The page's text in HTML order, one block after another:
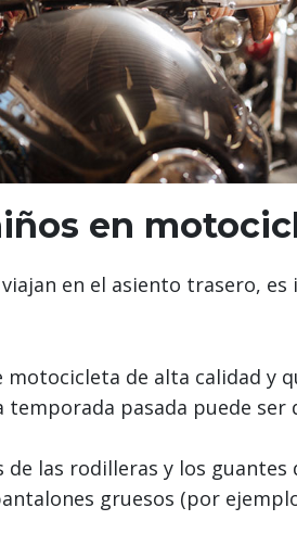
en
en el asiento trasero,
motocicleta de alta calidad y
pasada puede
de las rodilleras y los
gruesos (por